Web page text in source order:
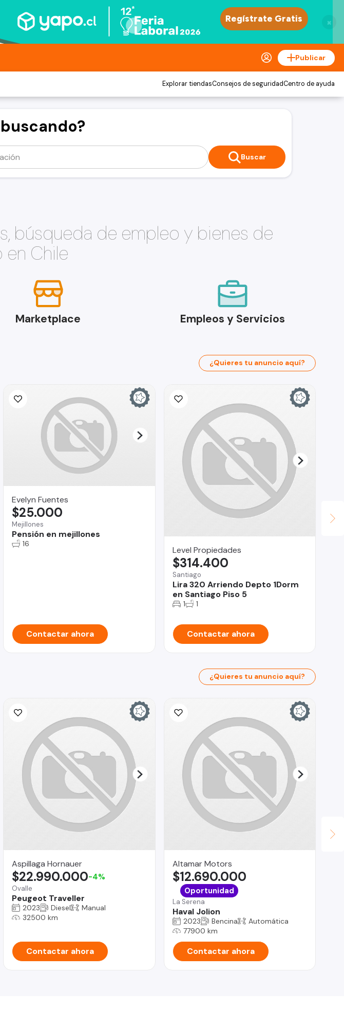
×
Publicar
Explorar tiendasConsejos de seguridadCentro de ayuda
Buscar
búsqueda de empleo y bienes de
Chile
Marketplace Empleos y Servicios
¿Quieres tu anuncio aquí?
Evelyn Fuentes
Mejillones
Pensión en mejillones
$25.000
16
Contactar ahora
Level Propiedades
Santiago
Lira 320 Arriendo Depto 1Dorm
en Santiago Piso 5
$314.400
1 1
Contactar ahora
¿Quieres tu anuncio aquí?
Aspillaga Hornauer
Ovalle
Peugeot Traveller
$22.990.000-4%
2023 Diesel
Manual
32500 km
Contactar ahora
Altamar Motors
La Serena
Haval Jolion
$12.690.000
Oportunidad
2023 Bencina
Automática
77900 km
Contactar ahora
La